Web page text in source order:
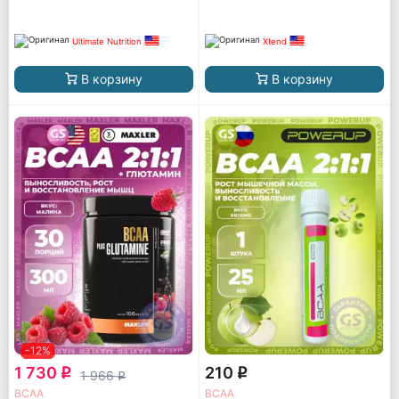
Ultimate Nutrition
В корзину
Xtend
В корзину
-12%
1 730 q 1 966q
ВСАА
210 q
ВСАА